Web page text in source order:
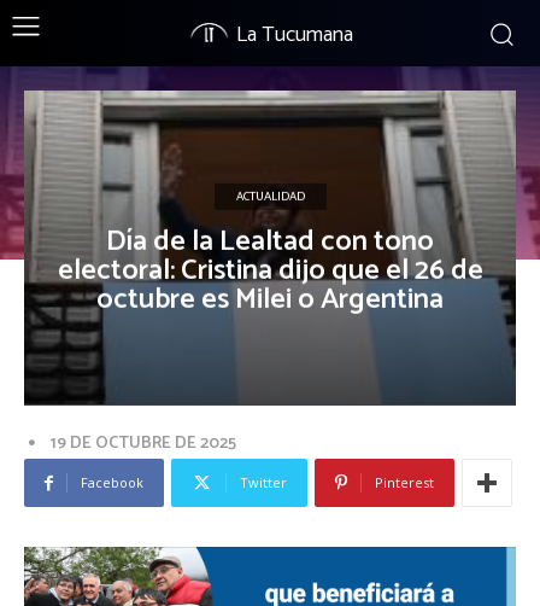
La Tucumana
ACTUALIDAD
Día de la Lealtad con tono
electoral: Cristina dijo que el 26 de
octubre es Milei o Argentina
19 DE OCTUBRE DE 2025
Facebook Twitter Pinterest